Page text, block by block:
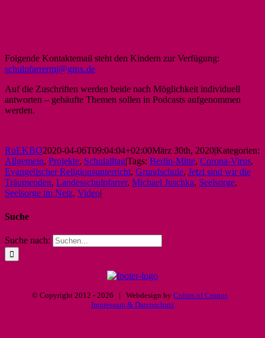
Folgende Kontaktemail steht den Kindern zur Verfügung:
schulpfarrermj@gmx.de
Auf die Zuschriften werden beide nach Möglichkeit individuell
antworten – gehäufte Themen sollen in Podcasts aufgenommen
werden.
RuEKBO2020-04-06T09:04:04+02:00März 30th, 2020|Kategorien:
Allgemein, Projekte, Schulalltag|Tags: Berlin-Mitte, Corona-Virus,
Evangelischer Religionsunterricht, Grundschule, Jetzt sind wir die
Träumenden, Landesschulpfarrer, Michael Juschka, Seelsorge,
Seelsorge im Netz, Video|
Suche
Suche nach:
© Copyright 2012 - 2026 | Webdesign by Colors of Cronos
Impressum & Datenschutz